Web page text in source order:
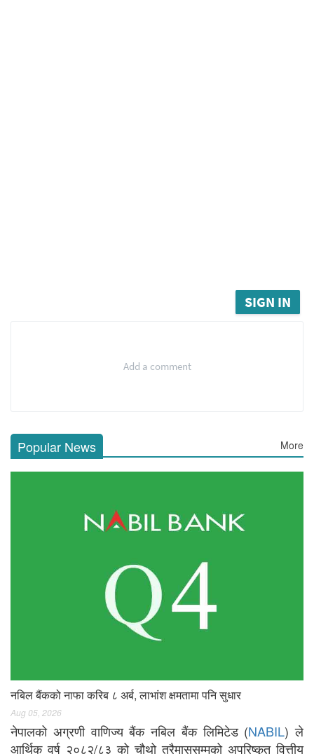
SIGN IN
Add a comment
Popular News More
नबिल बैंकको नाफा करिब ८ अर्ब, लाभांश क्षमतामा पनि सुधार
Aug 05, 2026
नेपालको अग्रणी वाणिज्य बैंक नबिल बैंक लिमिटेड (NABIL) ले
आर्थिक वर्ष २०८२/८३ को चौथो त्रैमाससम्मको अपरिष्कृत वित्तीय